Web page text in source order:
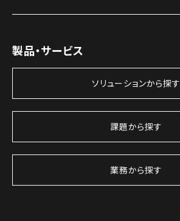
製品・サービス
ソリューションから探す
課題から探す
業務から探す